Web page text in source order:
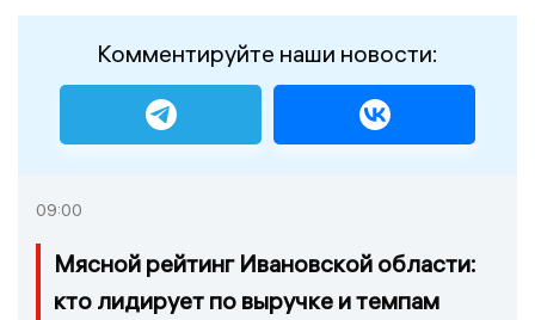
Комментируйте наши новости:
09:00
Мясной рейтинг Ивановской области:
кто лидирует по выручке и темпам